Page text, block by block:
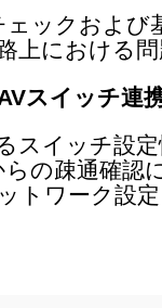
ェックおよび
上における
スイッチ連
スイッチ設
らの疎通確認
トワーク設